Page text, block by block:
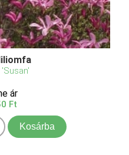
ár
Ft
Kosárba